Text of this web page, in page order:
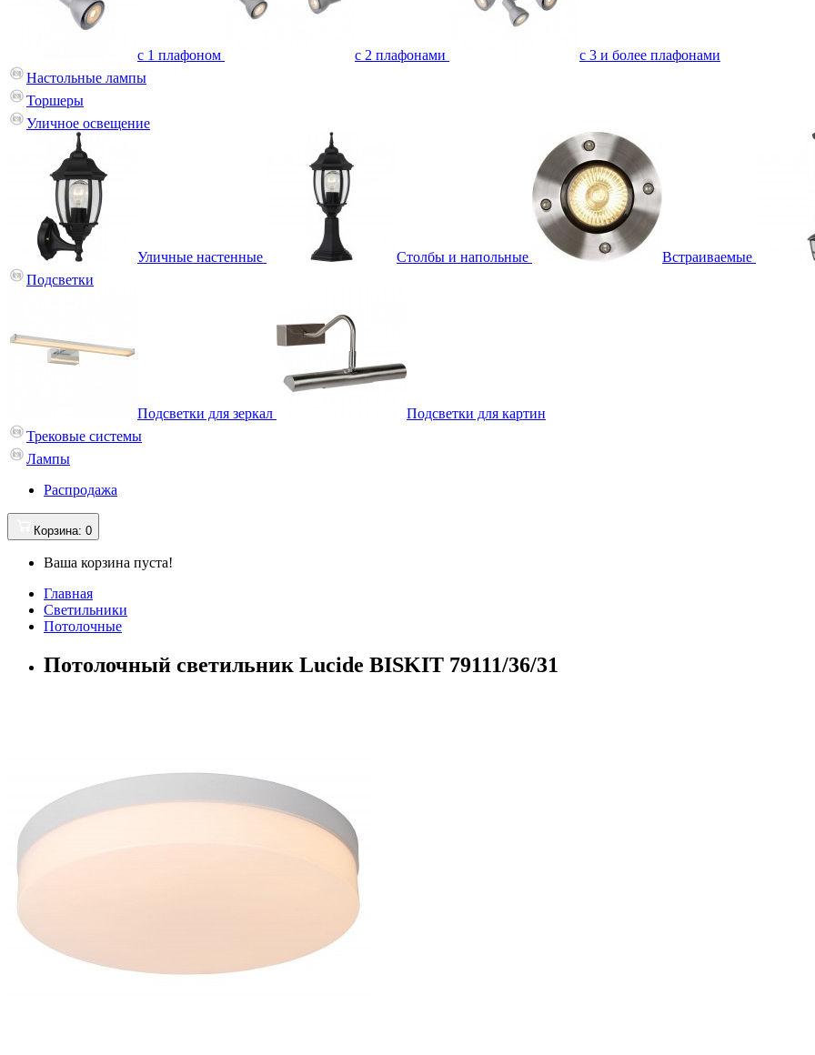
с 1 плафоном с 2 плафонами
с 3 и более плафонами
Настольные лампы
Торшеры
Уличное освещение
Уличные настенные Столбы и напольные Встраиваемые
Подсветки
Подсветки для зеркал
Подсветки для картин
Трековые системы
Лампы
Распродажа
Корзина: 0
Ваша корзина пуста!
Главная
Светильники
Потолочные
Потолочный светильник Lucide BISKIT 79111/36/31